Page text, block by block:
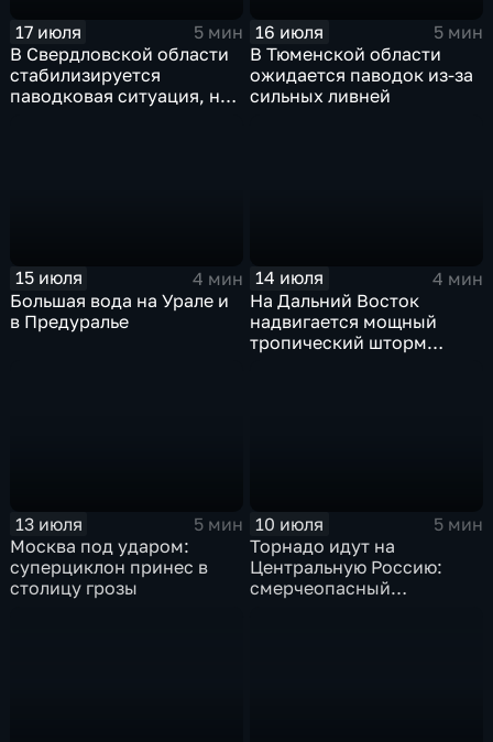
17 июля
5 мин
В Свердловской области
стабилизируется
паводковая ситуация, но
16 июля
5 мин
В Тюменской области
ожидается паводок из-за
сильных ливней
15 июля
4 мин
Большая вода на Урале и
в Предуралье
14 июля
4 мин
На Дальний Восток
надвигается мощный
тропический шторм
13 июля
5 мин
Москва под ударом:
суперциклон принес в
столицу грозы
10 июля
5 мин
Торнадо идут на
Центральную Россию:
смерчеопасный